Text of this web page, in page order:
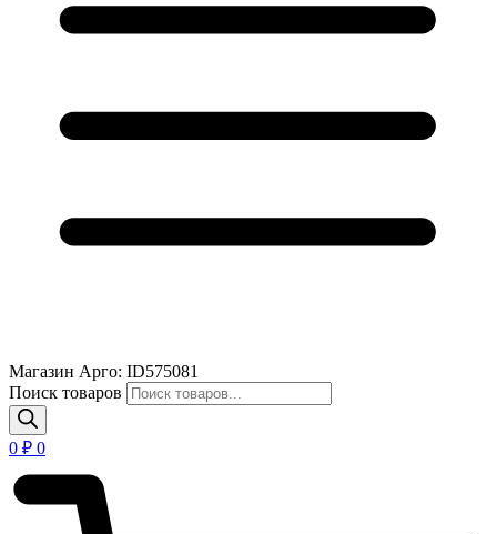
Магазин Арго: ID575081
Поиск товаров
0 ₽ 0